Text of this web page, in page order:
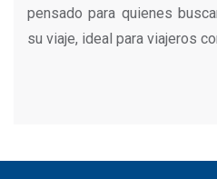
pensado para quienes
su viaje, ideal para viajeros